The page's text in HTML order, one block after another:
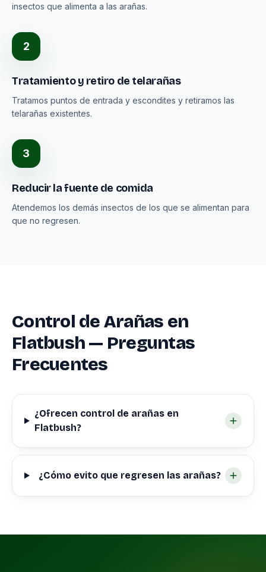
insectos que alimenta a las arañas.
2
Tratamiento y retiro de telarañas
Tratamos puntos de entrada y escondites y retiramos las
telarañas existentes.
3
Reducir la fuente de comida
Atendemos los demás insectos de los que se alimentan para
que no regresen.
Control de Arañas en
Flatbush — Preguntas
Frecuentes
¿Ofrecen control de arañas en
Flatbush?
¿Cómo evito que regresen las arañas?